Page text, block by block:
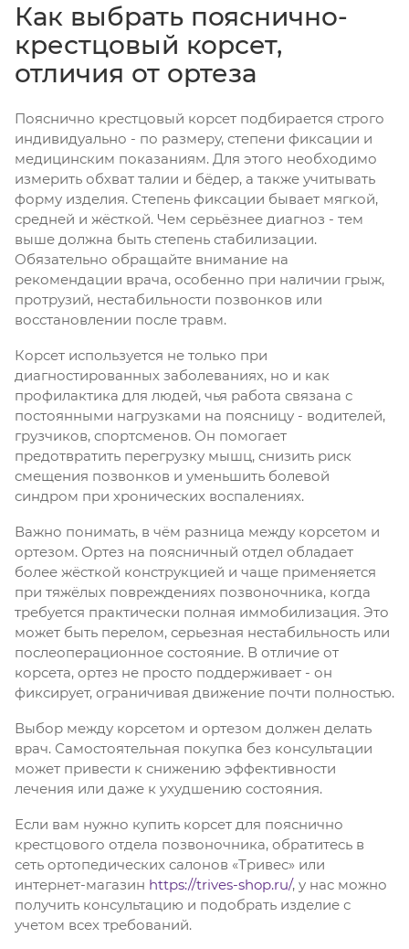
Как выбрать пояснично-
крестцовый корсет,
отличия от ортеза
Пояснично крестцовый корсет подбирается строго
индивидуально - по размеру, степени фиксации и
медицинским показаниям. Для этого необходимо
измерить обхват талии и бёдер, а также учитывать
форму изделия. Степень фиксации бывает мягкой,
средней и жёсткой. Чем серьёзнее диагноз - тем
выше должна быть степень стабилизации.
Обязательно обращайте внимание на
рекомендации врача, особенно при наличии грыж,
протрузий, нестабильности позвонков или
восстановлении после травм.
Корсет используется не только при
диагностированных заболеваниях, но и как
профилактика для людей, чья работа связана с
постоянными нагрузками на поясницу - водителей,
грузчиков, спортсменов. Он помогает
предотвратить перегрузку мышц, снизить риск
смещения позвонков и уменьшить болевой
синдром при хронических воспалениях.
Важно понимать, в чём разница между корсетом и
ортезом. Ортез на поясничный отдел обладает
более жёсткой конструкцией и чаще применяется
при тяжёлых повреждениях позвоночника, когда
требуется практически полная иммобилизация. Это
может быть перелом, серьезная нестабильность или
послеоперационное состояние. В отличие от
корсета, ортез не просто поддерживает - он
фиксирует, ограничивая движение почти полностью.
Выбор между корсетом и ортезом должен делать
врач. Самостоятельная покупка без консультации
может привести к снижению эффективности
лечения или даже к ухудшению состояния.
Если вам нужно купить корсет для пояснично
крестцового отдела позвоночника, обратитесь в
сеть ортопедических салонов «Тривес» или
интернет-магазин https://trives-shop.ru/, у нас можно
получить консультацию и подобрать изделие с
учетом всех требований.